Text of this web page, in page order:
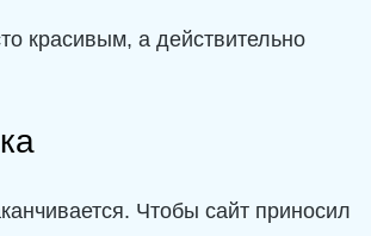
красивым, а действительно
Чтобы сайт приносил